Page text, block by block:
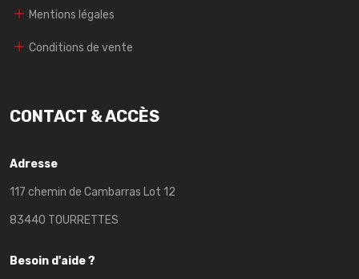
Mentions légales
Conditions de vente
CONTACT & ACCÈS
Adresse
117 chemin de Cambarras Lot 12
83440 TOURRETTES
Besoin d'aide ?